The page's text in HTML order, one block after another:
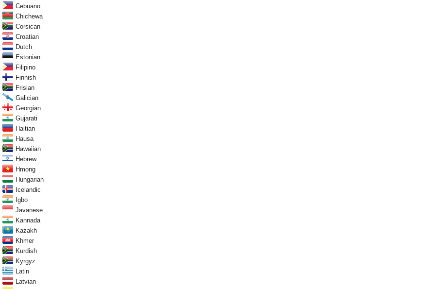
Cebuano
Chichewa
Corsican
Croatian
Dutch
Estonian
Filipino
Finnish
Frisian
Galician
Georgian
Gujarati
Haitian
Hausa
Hawaiian
Hebrew
Hmong
Hungarian
Icelandic
Igbo
Javanese
Kannada
Kazakh
Khmer
Kurdish
Kyrgyz
Latin
Latvian